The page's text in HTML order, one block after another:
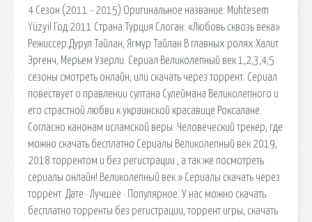
4 Сезон (2011 - 2015) Оригинальное название: Muhtesem
Yüzyil Год:2011 Страна:Турция Слоган: «Любовь сквозь века»
Режиссер:Дурул Тайлан, Ягмур Тайлан В главных ролях:Халит
Эргенч, Мерьем Узерли. Сериал Великолепный век 1,2,3,4,5
сезоны смотреть онлайн, или скачать через торрент. Сериал
повествует о правлении султана Сулеймана Великолепного и
его страстной любви к украинской красавице Роксалане.
Согласно канонам исламской веры. Человеческий трекер, где
можно скачать бесплатно Сериалы Великолепный век 2019,
2018 торрентом и без регистрации , а так же посмотреть
сериалы онлайн! Великолепный век » Сериалы скачать через
торрент. Дате · Лучшее · Популярное. У нас можно скачать
бесплатно торренты без регистрации, торрент игры, скачать